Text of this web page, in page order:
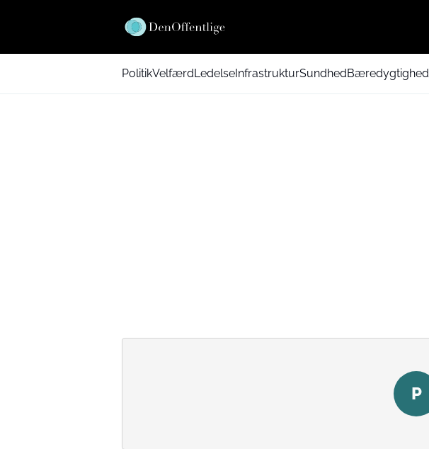
PolitikVelfærdLedelseInfrastrukturSundhedBæredygtighed
P